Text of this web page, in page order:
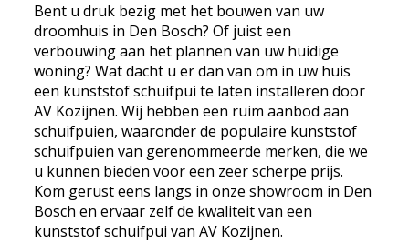
Bent u druk bezig met het bouwen van uw
droomhuis in Den Bosch? Of juist een
verbouwing aan het plannen van uw huidige
woning? Wat dacht u er dan van om in uw huis
een kunststof schuifpui te laten installeren door
AV Kozijnen. Wij hebben een ruim aanbod aan
schuifpuien, waaronder de populaire kunststof
schuifpuien van gerenommeerde merken, die we
u kunnen bieden voor een zeer scherpe prijs.
Kom gerust eens langs in onze showroom in Den
Bosch en ervaar zelf de kwaliteit van een
kunststof schuifpui van AV Kozijnen.